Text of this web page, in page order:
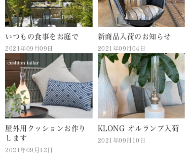
いつもの食事をお庭で
2021年09月09日
新商品入荷のお知らせ
2021年09月04日
屋外用クッションお作り
します
2021年09月12日
KLONG オルランプ入荷
2021年09月10日